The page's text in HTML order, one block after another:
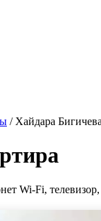
/ Хайдара
Wi-Fi,